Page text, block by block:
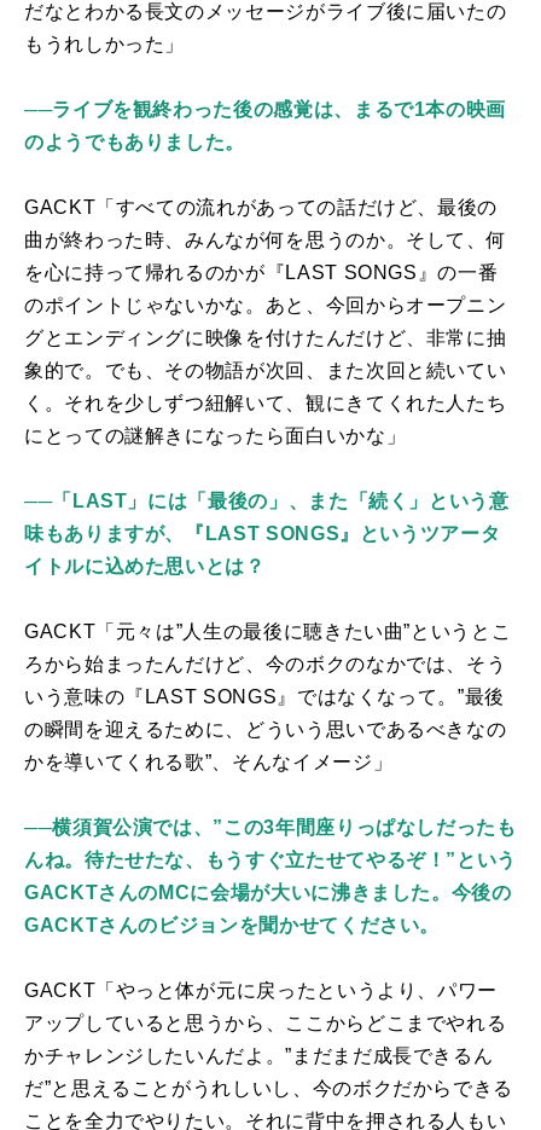
だなとわかる長文のメッセージがライブ後に届いたの
もうれしかった」
──ライブを観終わった後の感覚は、まるで1本の映画
のようでもありました。
GACKT「すべての流れがあっての話だけど、最後の
曲が終わった時、みんなが何を思うのか。そして、何
を心に持って帰れるのかが『LAST SONGS 』の一番
のポイントじゃないかな。あと、今回からオープニン
グとエンディングに映像を付けたんだけど、非常に抽
象的で。でも、その物語が次回、また次回と続いてい
く。それを少しずつ紐解いて、観にきてくれた人たち
にとっての謎解きになったら面白いかな」
──「LAST」には「最後の」、また「続く」という意
味もありますが、『LAST SONGS』というツアータ
イトルに込めた思いとは？
GACKT「元々は”人生の最後に聴きたい曲”というとこ
ろから始まったんだけど、今のボクのなかでは、そう
いう意味の『 LAST SONGS』ではなくなって。”最後
の瞬間を迎えるために、どういう思いであるべきなの
かを導いてくれる歌”、そんなイメージ」
──横須賀公演では、”この3年間座りっぱなしだったも
んね。待たせたな、もうすぐ立たせてやるぞ！”という
GACKTさんのMCに会場が大いに沸きました。今後の
GACKTさんのビジョンを聞かせてください。
GACKT「やっと体が元に戻ったというより、パワー
アップしていると思うから、ここからどこまでやれる
かチャレンジしたいんだよ。”まだまだ成長できるん
だ”と思えることがうれしいし、今のボクだからできる
ことを全力でやりたい。それに背中を押される人もい